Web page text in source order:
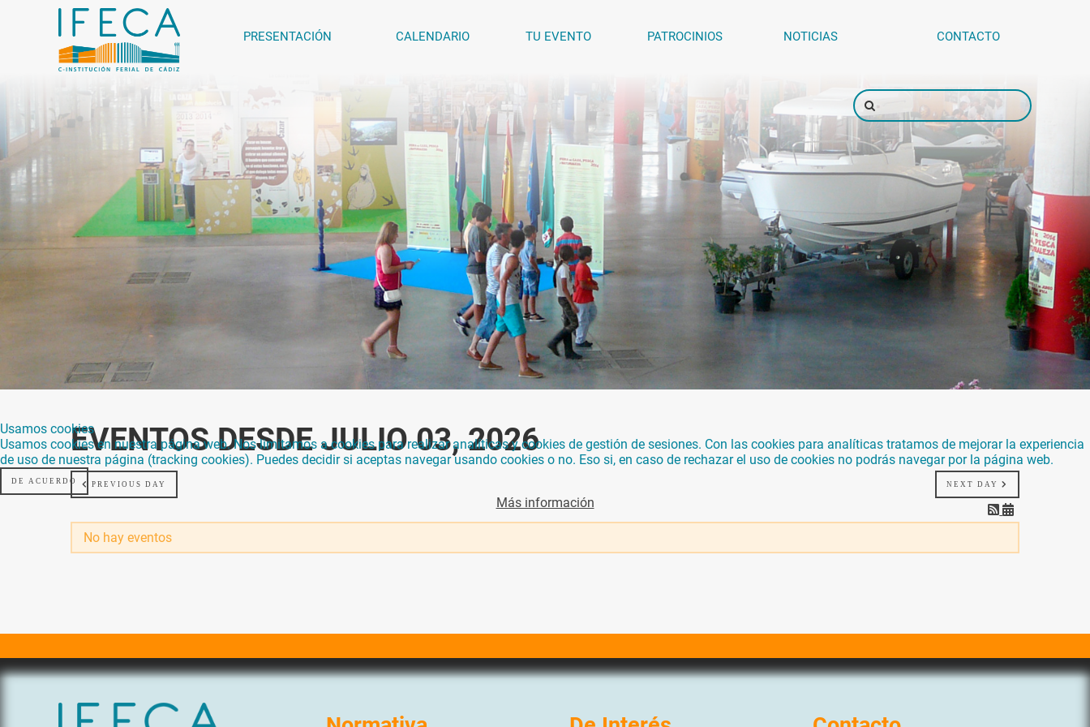
PRESENTACIÓN CALENDARIO TU EVENTO PATROCINIOS NOTICIAS CONTACTO
EVENTOS DESDE JULIO 03, 2026
PREVIOUS DAY NEXT DAY
No hay eventos
Usamos cookies
Usamos cookies en nuestra página web. Nos limitamos a cookies para realizar analíticas y cookies de gestión de sesiones. Con las cookies para analíticas tratamos de mejorar la experiencia
de uso de nuestra página (tracking cookies). Puedes decidir si aceptas navegar usando cookies o no. Eso si, en caso de rechazar el uso de cookies no podrás navegar por la página web.
DE ACUERDO
Más información